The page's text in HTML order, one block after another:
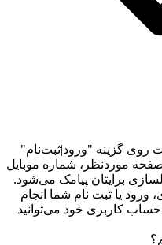
گزینه "ورود|ثبت‌نام"
موردنظر، شماره موبایل
برایتان پیامک می‌شود.
ورود یا ثبت نام شما انجام
کاربری خود می‌توانید